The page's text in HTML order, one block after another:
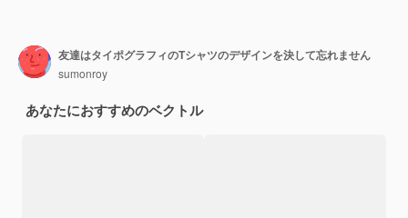
友達はタイポグラフィのTシャツのデザインを決して忘れません
sumonroy
あなたにおすすめのベクトル